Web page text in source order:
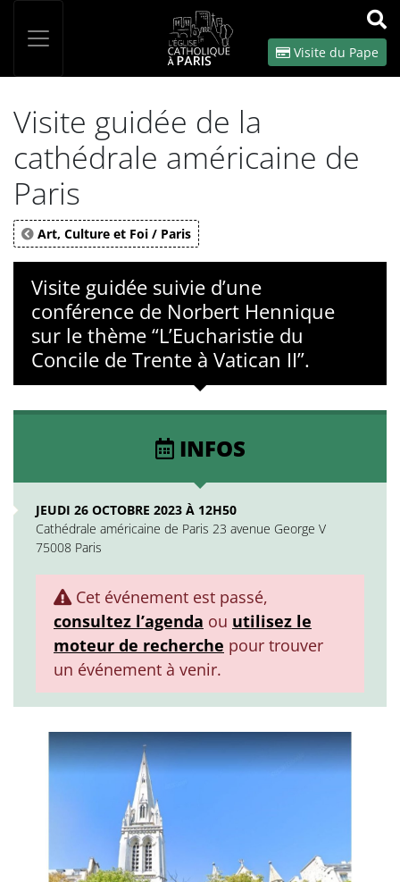
OK
Visite du Pape
Visite guidée de la
cathédrale américaine de
Paris
Art, Culture et Foi / Paris
Visite guidée suivie d’une
conférence de Norbert Hennique
sur le thème “L’Eucharistie du
Concile de Trente à Vatican II”.
INFOS
JEUDI 26 OCTOBRE 2023 À 12H50
Cathédrale américaine de Paris 23 avenue George V
75008 Paris
Cet événement est passé,
consultez l’agenda ou utilisez le
moteur de recherche pour trouver
un événement à venir.
Panneau de gestion des cookies